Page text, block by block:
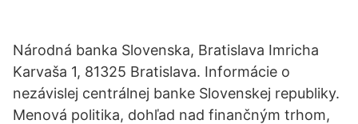
Národná banka Slovenska, Bratislava Imricha
Karvaša 1, 81325 Bratislava. Informácie o
nezávislej centrálnej banke Slovenskej republiky.
Menová politika, dohľad nad finančným trhom,